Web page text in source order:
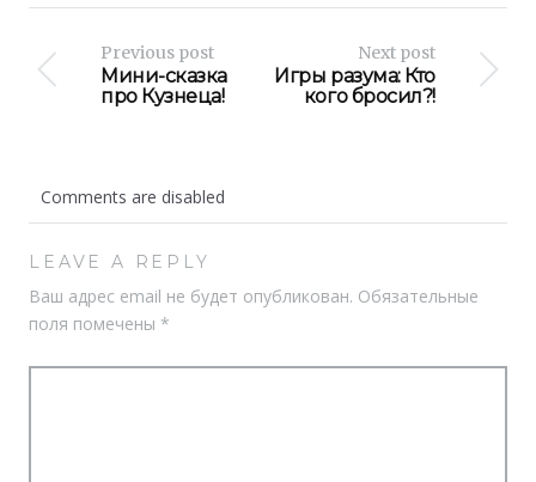
Previous post
Мини-сказка
про Кузнеца!
Next post
Игры разума: Кто
кого бросил?!
Comments are disabled
LEAVE A REPLY
Ваш адрес email не будет опубликован. Обязательные
поля помечены*